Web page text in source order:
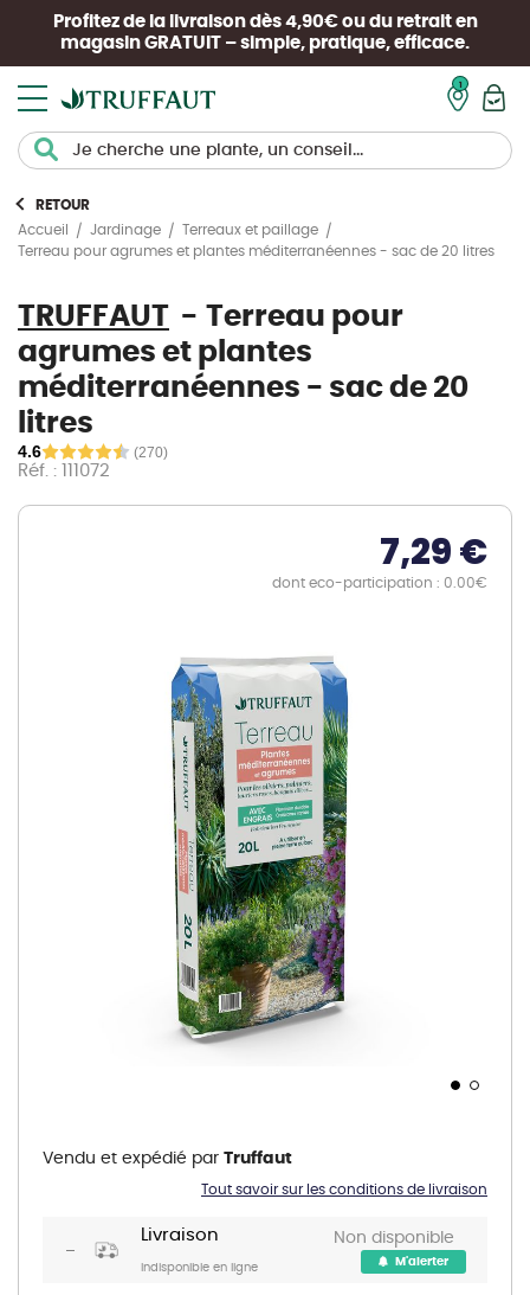
Profitez de la livraison dès 4,90€ ou du retrait en
magasin GRATUIT – simple, pratique, efficace.
RETOUR
Accueil
Jardinage
Terreaux et paillage
Terreau pour agrumes et plantes méditerranéennes - sac de 20 litres
TRUFFAUT
Terreau pour
agrumes et plantes
méditerranéennes - sac de 20
litres
4.6 (270)
Réf. : 111072
7,29 €
dont eco-participation : 0.00€
beginning
Livraison
Indisponible en ligne
Non disponible
M'alerter
Tout savoir sur les conditions de livraison
Vendu et expédié par Truffaut